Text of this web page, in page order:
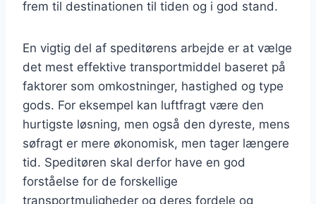
frem til destinationen til tiden og i god stand.
En vigtig del af speditørens arbejde er at vælge
det mest effektive transportmiddel baseret på
faktorer som omkostninger, hastighed og type
gods. For eksempel kan luftfragt være den
hurtigste løsning, men også den dyreste, mens
søfragt er mere økonomisk, men tager længere
tid. Speditøren skal derfor have en god
forståelse for de forskellige
transportmuligheder og deres fordele og